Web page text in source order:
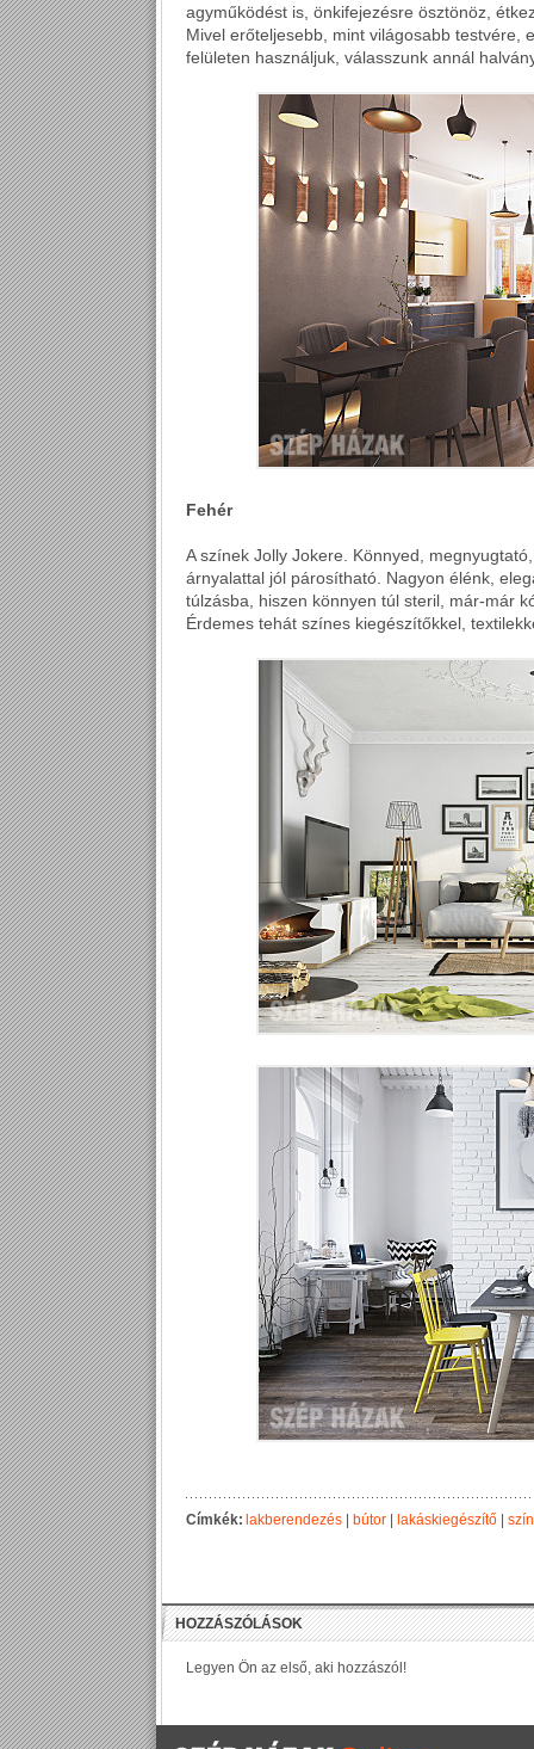
agyműködést is, önkifejezésre ösztönöz,
Mivel erőteljesebb, mint világosabb testvére,
felületen használjuk, válasszunk annál
Fehér
A színek Jolly Jokere. Könnyed,
árnyalattal jól párosítható. Nagyon élénk,
túlzásba, hiszen könnyen túl steril, már-már
Érdemes tehát színes kiegészítőkkel,
Címkék: lakberendezés bútor lakáskiegészítő